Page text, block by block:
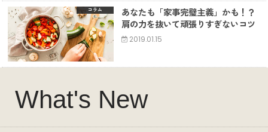
コラム
あなたも「家事完璧主義」かも！？
肩の力を抜いて頑張りすぎないコツ
2019.01.15
What's New